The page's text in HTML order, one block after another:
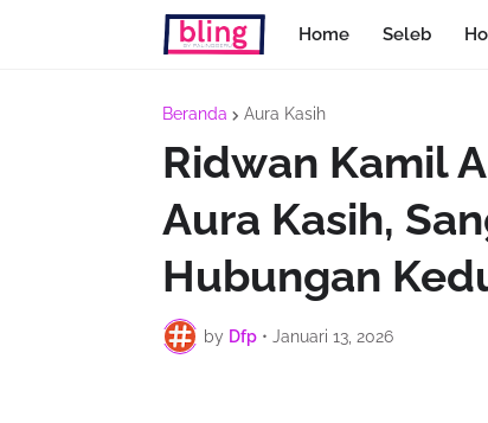
Home Seleb
Beranda Aura Kasih
Ridwan Kamil
Aura Kasih,
Hubungan
by Dfp • Januari 13, 2026